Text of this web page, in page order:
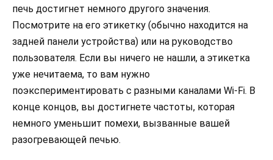
печь достигнет немного другого значения.
Посмотрите на его этикетку (обычно находится на
задней панели устройства) или на руководство
пользователя. Если вы ничего не нашли, а этикетка
уже нечитаема, то вам нужно
поэкспериментировать с разными каналами Wi-Fi. В
конце концов, вы достигнете частоты, которая
немного уменьшит помехи, вызванные вашей
разогревающей печью.